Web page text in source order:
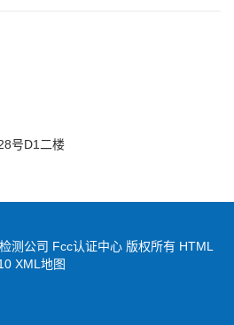
号D1二楼
测公司 Fcc认证中心 版权所有 HTML
XML地图